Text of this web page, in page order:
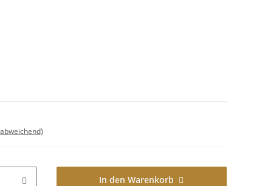
In den Warenkorb